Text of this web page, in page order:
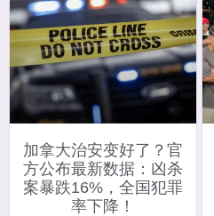
加拿大治安变好了？官
方公布最新数据：凶杀
案暴跌16%，全国犯罪
率下降！